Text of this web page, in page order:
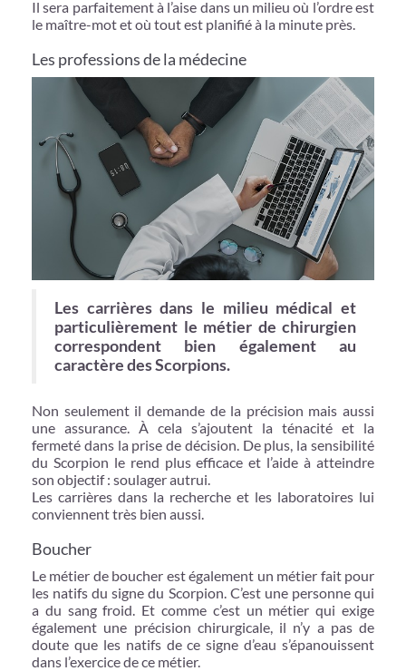
Il sera parfaitement à l’aise dans un milieu où l’ordre est
le maître-mot et où tout est planifié à la minute près.
Les professions de la médecine
Les carrières dans le milieu médical et
particulièrement le métier de chirurgien
correspondent bien également au
caractère des Scorpions.
Non seulement il demande de la précision mais aussi
une assurance. À cela s’ajoutent la ténacité et la
fermeté dans la prise de décision. De plus, la sensibilité
du Scorpion le rend plus efficace et l’aide à atteindre
son objectif : soulager autrui.
Les carrières dans la recherche et les laboratoires lui
conviennent très bien aussi.
Boucher
Le métier de boucher est également un métier fait pour
les natifs du signe du Scorpion. C’est une personne qui
a du sang froid. Et comme c’est un métier qui exige
également une précision chirurgicale, il n’y a pas de
doute que les natifs de ce signe d’eau s’épanouissent
dans l’exercice de ce métier.